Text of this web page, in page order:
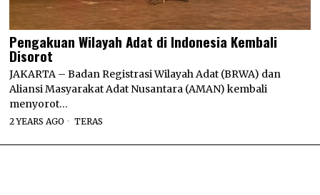
Pengakuan Wilayah Adat di Indonesia Kembali
Disorot
JAKARTA – Badan Registrasi Wilayah Adat (BRWA) dan
Aliansi Masyarakat Adat Nusantara (AMAN) kembali
menyorot…
2 YEARS AGO TERAS